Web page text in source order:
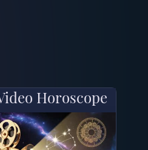
Horoscope